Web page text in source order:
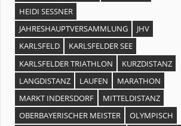
HEIDI SESSNER
JAHRESHAUPTVERSAMMLUNG
JHV
KARLSFELD
KARLSFELDER SEE
KARLSFELDER TRIATHLON
KURZDISTANZ
LANGDISTANZ
LAUFEN
MARATHON
MARKT INDERSDORF
MITTELDISTANZ
OBERBAYERISCHER MEISTER
OLYMPISCH